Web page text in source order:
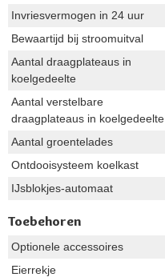
Invriesvermogen in 24 uur
Bewaartijd bij stroomuitval
Aantal draagplateaus in
koelgedeelte
Aantal verstelbare
draagplateaus in koelgedeelte
Aantal groentelades
Ontdooisysteem koelkast
IJsblokjes-automaat
Toebehoren
Optionele accessoires
Eierrekje